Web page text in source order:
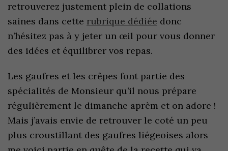
retrouverez justement plein de collations
saines dans cette rubrique dédiée donc
n’hésitez pas à y jeter un œil pour vous donner
des idées et équilibrer vos repas.
Les gaufres et les crêpes font partie des
spécialités de Monsieur qu’il nous prépare
régulièrement le dimanche aprèm et on adore !
Mais j’avais envie de retrouver le coté un peu
plus croustillant des gaufres liégeoises alors